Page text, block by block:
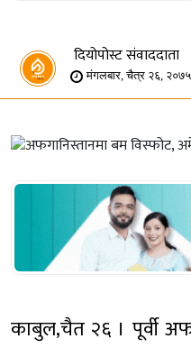
दियोपोस्ट संवाददाता
मंगलबार, चैत्र २६, २०७५
काबुल,चैत २६ । पूर्वी